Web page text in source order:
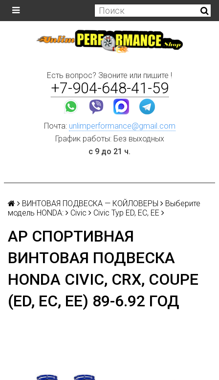
Есть вопрос? Звоните или пишите !
+7-904-648-41-59
Почта: unlimperformance@gmail.com
График работы: Без выходных
с 9 до 21 ч.
ВИНТОВАЯ ПОДВЕСКА — КОЙЛОВЕРЫ
Выберите
модель HONDA:
Civic Civic Typ ED, EC, EE
AP СПОРТИВНАЯ
ВИНТОВАЯ ПОДВЕСКА
HONDA CIVIC, CRX, COUPE
(ED, EC, EE) 89-6.92 ГОД